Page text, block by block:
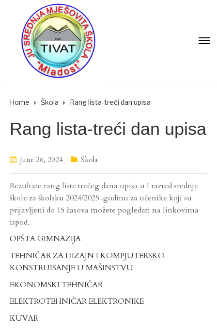
Home Škola Rang lista-treći dan upisa
Rang lista-treći dan upisa
June 26, 2024 Škola
Rezultate rang liste trećeg dana upisa u I razred srednje
škole za školsku 2024/2025 .godinu za učenike koji su
prijavljeni do 15 časova možete pogledati na linkovima
ispod.
OPŠTA GIMNAZIJA
TEHNIČAR ZA DIZAJN I KOMPJUTERSKO
KONSTRUISANJE U MAŠINSTVU
EKONOMSKI TEHNIČAR
ELEKTROTEHNIČAR ELEKTRONIKE
KUVAR